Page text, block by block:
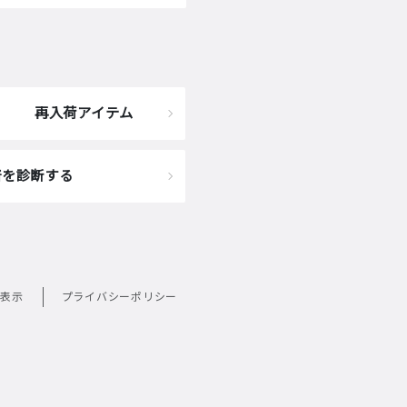
再入荷アイテム
診断する
示 プライバシーポリシー